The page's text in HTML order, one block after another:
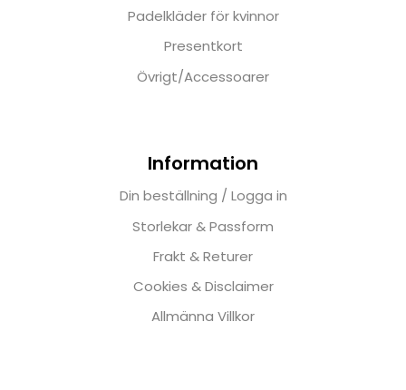
Padelkläder för kvinnor
Presentkort
Övrigt/Accessoarer
Information
Din beställning / Logga in
Storlekar & Passform
Frakt & Returer
Cookies & Disclaimer
Allmänna Villkor